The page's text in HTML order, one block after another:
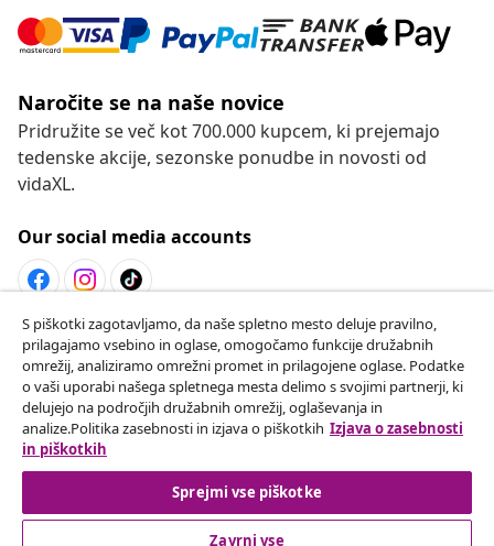
Naročite se na naše novice
Pridružite se več kot 700.000 kupcem, ki prejemajo
tedenske akcije, sezonske ponudbe in novosti od
vidaXL.
Our social media accounts
Odstop od pogodbe
Oddaj zahtevek za odstop od naročila.
Odstop od pogodbe
Podpora za stranke
S piškotki zagotavljamo, da naše spletno mesto deluje pravilno,
prilagajamo vsebino in oglase, omogočamo funkcije družabnih
omrežij, analiziramo omrežni promet in prilagojene oglase. Podatke
o vaši uporabi našega spletnega mesta delimo s svojimi partnerji, ki
delujejo na področjih družabnih omrežij, oglaševanja in
analize.Politika zasebnosti in izjava o piškotkih Izjava o zasebnosti
in piškotkih
Sprejmi vse piškotke
Zavrni vse